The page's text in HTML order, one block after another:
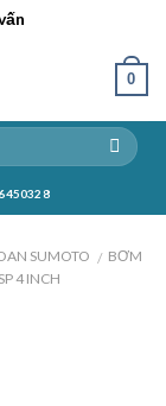
0
SUMOTO / BƠM
4 INCH